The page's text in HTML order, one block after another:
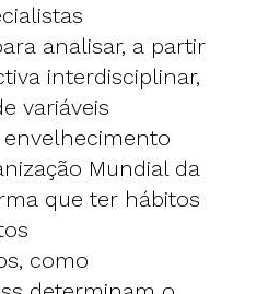
analisar, a partir
interdisciplinar,
variáveis
Mundial da
que ter hábitos
como